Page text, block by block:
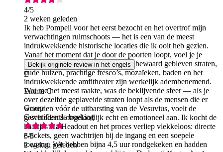
4/5
2 weken geleden
Ik heb Pompeii voor het eerst bezocht en het overtrof mijn
verwachtingen ruimschoots — het is een van de meest
indrukwekkende historische locaties die ik ooit heb gezien.
Vanaf het moment dat je door de poorten loopt, voel je je
bijna 2.000 jaar terug in de tijd. De bewaard gebleven straten,
oude huizen, prachtige fresco’s, mozaïeken, baden en het
indrukwekkende amfitheater zijn werkelijk adembenemend.
Wat me het meest raakte, was de beklijvende sfeer — als je
over dezelfde geplaveide straten loopt als de mensen die er
woonden vóór de uitbarsting van de Vesuvius, voelt de
geschiedenis ongelooflijk echt en emotioneel aan. Ik kocht de
kaartjes via Headout en het proces verliep vlekkeloos: directe
e-tickets, geen wachtrijen bij de ingang en een soepele
toegang. We hebben bijna 4,5 uur rondgekeken en hadden
Bekijk originele review in het engels
E
Emma C
Groep
Geverifieerde boeking
5/5
2 weken geleden